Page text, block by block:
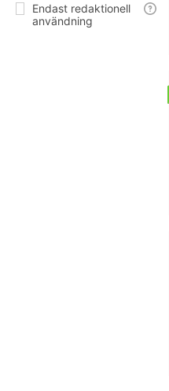
Endast redaktionell
användning